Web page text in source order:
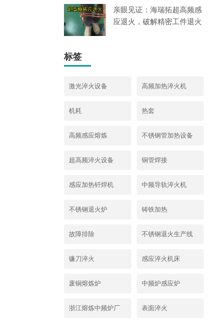
亲眼见证：海瑞拓超高频感
应退火，破解精密工件退火
标签
激光淬火设备 高频加热淬火机
机耗 热套
高频感应熔炼 不锈钢管加热设备
超高频淬火设备 铜管焊接
感应加热钎焊机 中频导轨淬火机
不锈钢退火炉 铸铁加热
故障排除 不锈钢退火生产线
镰刀淬火 感应淬火机床
废铜熔炼炉 中频炉感应炉
浙江熔炼中频炉厂 表面淬火